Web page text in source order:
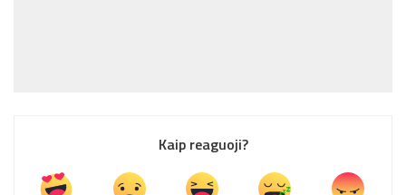
Kaip reaguoji?